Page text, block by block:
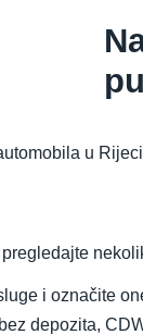
u
i označite
depozita,